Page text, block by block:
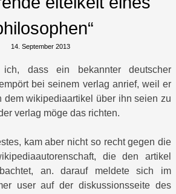
14. September 2013
dass ein bekannter deutscher
bei seinem verlag anrief, weil er
dem wikipediaartikel über ihn seien zu
verlag möge das richten.
kam aber nicht so recht gegen die
die den artikel
an. darauf meldete sich im
user auf der diskussionsseite des